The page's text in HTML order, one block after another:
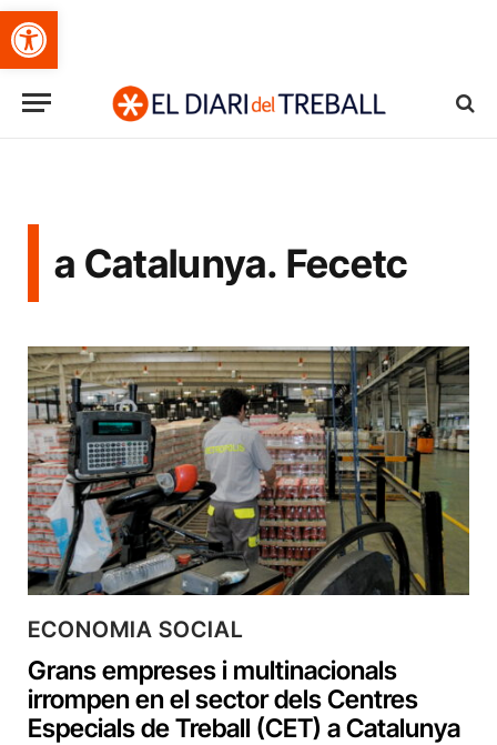
Obre la barra d'eines
a Catalunya. Fecetc
ECONOMIA SOCIAL
Grans empreses i multinacionals
irrompen en el sector dels Centres
Especials de Treball (CET) a Catalunya